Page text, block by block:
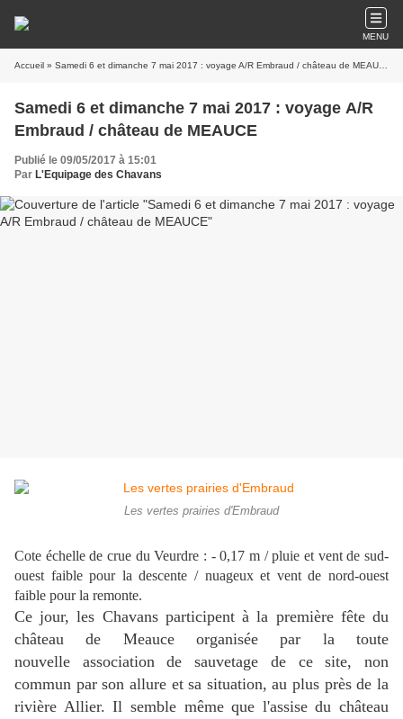
MENU
Accueil » Samedi 6 et dimanche 7 mai 2017 : voyage A/R Embraud / château de MEAUCE
Samedi 6 et dimanche 7 mai 2017 : voyage A/R
Embraud / château de MEAUCE
Publié le 09/05/2017 à 15:01
Par L'Equipage des Chavans
Les vertes prairies d'Embraud
Cote échelle de crue du Veurdre : - 0,17 m / pluie et vent de sud-
ouest faible pour la descente / nuageux et vent de nord-ouest
faible pour la remonte.
Ce jour, les Chavans participent à la première fête du
château de Meauce organisée par la toute
nouvelle association de sauvetage de ce site, non
commun par son allure et sa situation, au plus près de la
rivière Allier. Il semble même que l'assise du château